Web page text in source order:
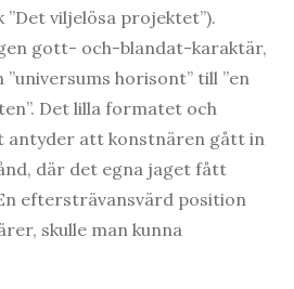
viljelösa projektet”).
gott- och-blandat-karaktär,
horisont” till ”en
Det lilla formatet och
antyder att konstnären gått in
där det egna jaget fått
eftersträvansvärd position
skulle man kunna